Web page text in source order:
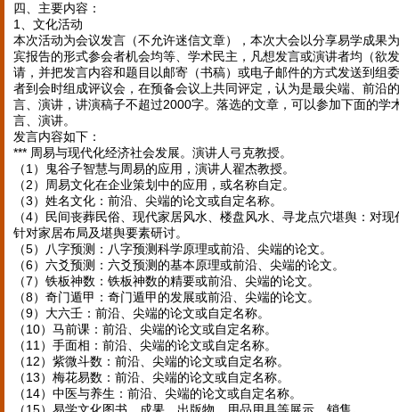
四、主要内容：
1、文化活动
本次活动为会议发言（不允许迷信文章），本次大会以分享易学成果
宾报告的形式参会者机会均等、学术民主，凡想发言或演讲者均（欲
请，并把发言内容和题目以邮寄（书稿）或电子邮件的方式发送到组
者到会时组成评议会，在预备会议上共同评定，认为是最尖端、前沿
言、演讲，讲演稿子不超过2000字。落选的文章，可以参加下面的学
言、演讲。
发言内容如下：
*** 周易与现代化经济社会发展。演讲人弓克教授。
（1）鬼谷子智慧与周易的应用，演讲人翟杰教授。
（2）周易文化在企业策划中的应用，或名称自定。
（3）姓名文化：前沿、尖端的论文或自定名称。
（4）民间丧葬民俗、现代家居风水、楼盘风水、寻龙点穴堪舆：对
针对家居布局及堪舆要素研讨。
（5）八字预测：八字预测科学原理或前沿、尖端的论文。
（6）六爻预测：六爻预测的基本原理或前沿、尖端的论文。
（7）铁板神数：铁板神数的精要或前沿、尖端的论文。
（8）奇门遁甲：奇门遁甲的发展或前沿、尖端的论文。
（9）大六壬：前沿、尖端的论文或自定名称。
（10）马前课：前沿、尖端的论文或自定名称。
（11）手面相：前沿、尖端的论文或自定名称。
（12）紫微斗数：前沿、尖端的论文或自定名称。
（13）梅花易数：前沿、尖端的论文或自定名称。
（14）中医与养生：前沿、尖端的论文或自定名称。